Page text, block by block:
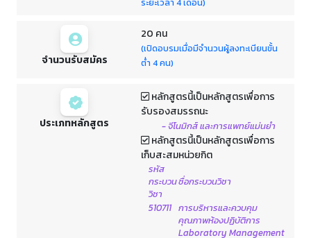
ระยะเวลา 4 เดือน)
จำนวนรับสมัคร
20 คน
(เปิดอบรมเมื่อมีจำนวนผู้ลงทะเบียนขั้น
ต่ำ 4 คน)
ประเภทหลักสูตร
หลักสูตรนี้เป็นหลักสูตรเพื่อการ
รับรองสมรรถนะ
- จีโนมิกส์ และการแพทย์แม่นยำ
หลักสูตรนี้เป็นหลักสูตรเพื่อการ
เก็บสะสมหน่วยกิต
รหัส
กระบวน
วิชา
ชื่อกระบวนวิชา
510711 การบริหารและควบคุม
คุณภาพห้องปฏิบัติการ
Laboratory Management